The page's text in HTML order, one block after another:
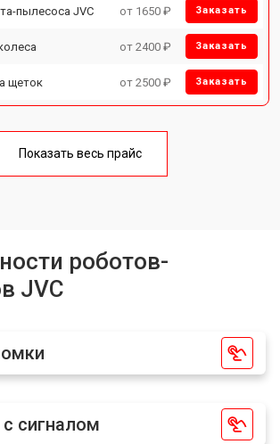
пылесоса JVC от 1650 ₽ Заказать
от 2400 ₽ Заказать
щеток от 2500 ₽ Заказать
Показать весь прайс
роботов-
JVC
сигналом